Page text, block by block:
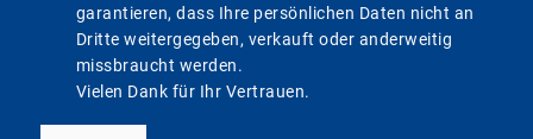
garantieren, dass Ihre persönlichen Daten nicht an
Dritte weitergegeben, verkauft oder anderweitig
missbraucht werden.
Vielen Dank für Ihr Vertrauen.